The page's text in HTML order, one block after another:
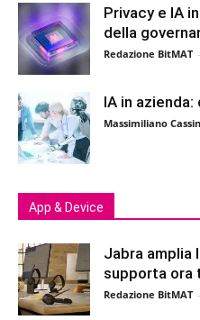
Privacy e IA
della
Redazione BitMAT -
IA in
Massimiliano
App & Device
Jabra amplia
supporta ora
Redazione BitMAT -